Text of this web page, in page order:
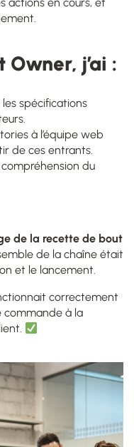
actions en cours, et
j’ai :
spécifications
à l’équipe web
de ces entrants.
du
de la recette de bout
de la chaîne était
et le lancement.
correctement
commande à la